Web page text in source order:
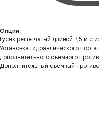
Опции
Гусек решетчатый длиной 7,5 м с
Установка гидравлического
дополнительного съемного
Дополнительный съемный